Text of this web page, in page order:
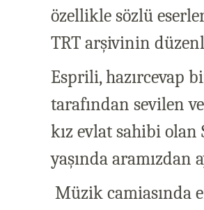
özellikle sözlü
TRT arşivinin
Esprili, hazırcevap
tarafından sevilen
kız evlat sahibi olan
yaşında aramızdan
Müzik camiasında